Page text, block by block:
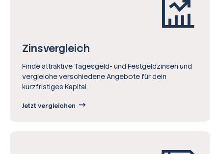
Zinsvergleich
Finde attraktive Tagesgeld- und Festgeldzinsen und
vergleiche verschiedene Angebote für dein
kurzfristiges Kapital.
Jetzt vergleichen